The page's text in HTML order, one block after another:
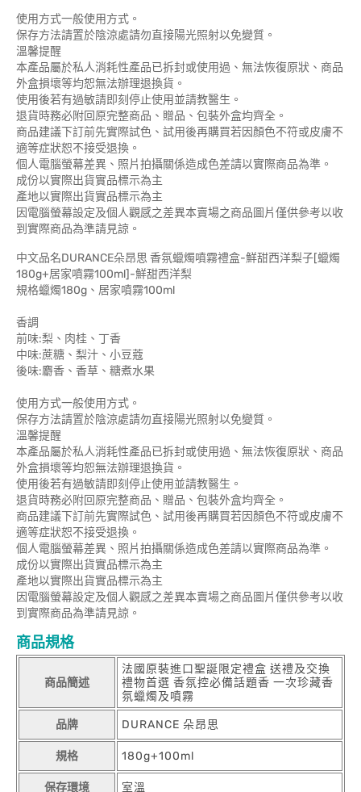
使用方式一般使用方式。
保存方法請置於陰涼處請勿直接陽光照射以免變質。
溫馨提醒
本產品屬於私人消耗性產品已拆封或使用過、無法恢復原狀、商品
外盒損壞等均恕無法辦理退換貨。
使用後若有過敏請即刻停止使用並請教醫生。
退貨時務必附回原完整商品、贈品、包裝外盒均齊全。
商品建議下訂前先實際試色、試用後再購買若因顏色不符或皮膚不
適等症狀恕不接受退換。
個人電腦螢幕差異、照片拍攝關係造成色差請以實際商品為準。
成份以實際出貨實品標示為主
產地以實際出貨實品標示為主
因電腦螢幕設定及個人觀感之差異本賣場之商品圖片僅供參考以收
到實際商品為準請見諒。
中文品名DURANCE朵昂思 香氛蠟燭噴霧禮盒-鮮甜西洋梨子[蠟燭
180g+居家噴霧100ml]-鮮甜西洋梨
規格蠟燭180g、居家噴霧100ml
香調
前味:梨、肉桂、丁香
中味:蔗糖、梨汁、小豆蔻
後味:麝香、香草、糖煮水果
使用方式一般使用方式。
保存方法請置於陰涼處請勿直接陽光照射以免變質。
溫馨提醒
本產品屬於私人消耗性產品已拆封或使用過、無法恢復原狀、商品
外盒損壞等均恕無法辦理退換貨。
使用後若有過敏請即刻停止使用並請教醫生。
退貨時務必附回原完整商品、贈品、包裝外盒均齊全。
商品建議下訂前先實際試色、試用後再購買若因顏色不符或皮膚不
適等症狀恕不接受退換。
個人電腦螢幕差異、照片拍攝關係造成色差請以實際商品為準。
成份以實際出貨實品標示為主
產地以實際出貨實品標示為主
因電腦螢幕設定及個人觀感之差異本賣場之商品圖片僅供參考以收
到實際商品為準請見諒。
商品規格
商品簡述
法國原裝進口聖誕限定禮盒 送禮及交換
禮物首選 香氛控必備話題香 一次珍藏香
氛蠟燭及噴霧
品牌 DURANCE 朵昂思
規格 180g+100ml
保存環境 室溫